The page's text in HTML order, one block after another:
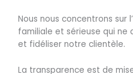
Nous nous concentrons sur
familiale et sérieuse qui ne
et fidéliser notre clientèle.
La transparence est de